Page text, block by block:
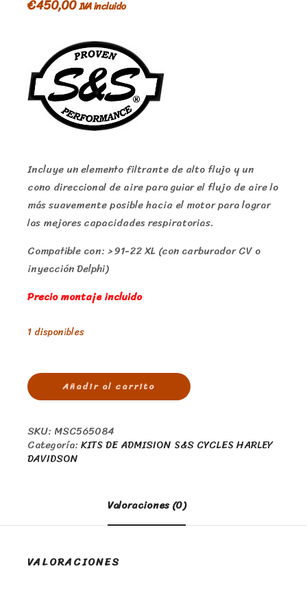
€450,00IVA incluido
Incluye un elemento filtrante de alto flujo y un
cono direccional de aire para guiar el flujo de aire lo
más suavemente posible hacia el motor para lograr
las mejores capacidades respiratorias.
Compatible con: > 91-22 XL (con carburador CV o
inyección Delphi)
Precio montaje incluido
1 disponibles
Añadir al carrito
SKU: MSC565084
Categoría:KITS DE ADMISION S&S CYCLES HARLEY
DAVIDSON
Valoraciones (0)
VALORACIONES